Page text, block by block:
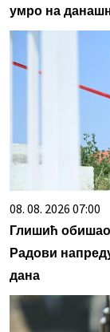
умро на
08. 08. 2026 07:00
Глишић
Радови
дана